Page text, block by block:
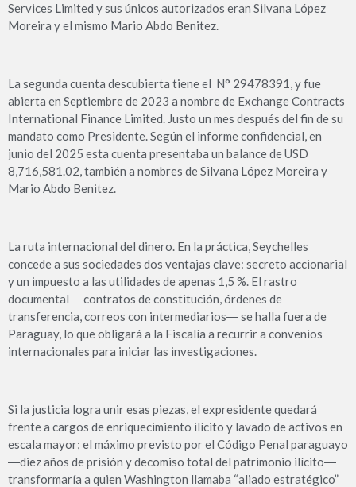
Services Limited y sus únicos autorizados eran Silvana López
Moreira y el mismo Mario Abdo Benitez.
La segunda cuenta descubierta tiene el N° 29478391, y fue
abierta en Septiembre de 2023 a nombre de Exchange Contracts
International Finance Limited. Justo un mes después del fin de su
mandato como Presidente. Según el informe confidencial, en
junio del 2025 esta cuenta presentaba un balance de USD
8,716,581.02, también a nombres de Silvana López Moreira y
Mario Abdo Benitez.
La ruta internacional del dinero. En la práctica, Seychelles
concede a sus sociedades dos ventajas clave: secreto accionarial
y un impuesto a las utilidades de apenas 1,5 %. El rastro
documental ―contratos de constitución, órdenes de
transferencia, correos con intermediarios― se halla fuera de
Paraguay, lo que obligará a la Fiscalía a recurrir a convenios
internacionales para iniciar las investigaciones.
Si la justicia logra unir esas piezas, el expresidente quedará
frente a cargos de enriquecimiento ilícito y lavado de activos en
escala mayor; el máximo previsto por el Código Penal paraguayo
―diez años de prisión y decomiso total del patrimonio ilícito―
transformaría a quien Washington llamaba “aliado estratégico”